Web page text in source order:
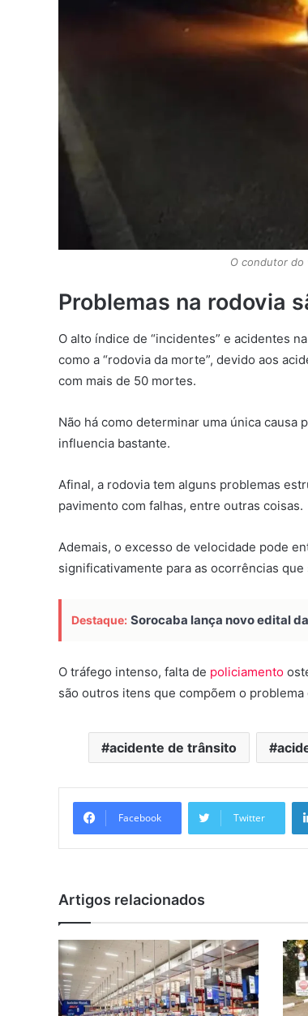
O condutor do
Problemas na rodovia
O alto índice de “incidentes” e acidentes
como a “rodovia da morte”, devido aos
com mais de 50 mortes.
Não há como determinar uma única
influencia bastante.
Afinal, a rodovia tem alguns problemas
pavimento com falhas, entre outras coisas.
Ademais, o excesso de velocidade pode
significativamente para as ocorrências que
Destaque: Sorocaba lança novo edital
O tráfego intenso, falta de policiamento
são outros itens que compõem o problema
acidente de trânsito
Facebook Twitter
Artigos relacionados